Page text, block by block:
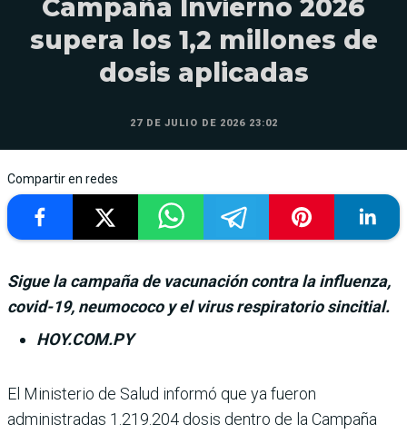
Campaña Invierno 2026
supera los 1,2 millones de
dosis aplicadas
27 DE JULIO DE 2026 23:02
Compartir en redes
Sigue la campaña de vacunación contra la influenza,
covid-19, neumococo y el virus respiratorio sincitial.
HOY.COM.PY
El Ministerio de Salud informó que ya fue­ron
administradas 1.219.204 dosis dentro de la Campaña